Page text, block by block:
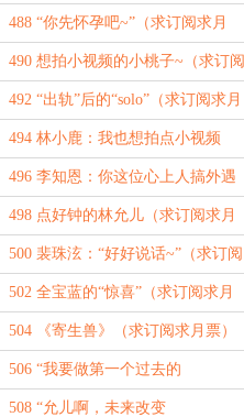
求月票）
488 “你先怀孕吧~”（求订阅求月
票）
490 想拍小视频的小桃子~（求订阅
求月票）
492 “出轨”后的“solo”（求订阅求月
票）
494 林小鹿：我也想拍点小视频
~（求订阅求月票）
496 李知恩：你这位心上人搞外遇
啊！！！（求订阅求月票）
498 点好钟的林允儿（求订阅求月
票）
500 裴珠泫：“好好说话~”（求订阅
求月票）
502 全宝蓝的“惊喜”（求订阅求月
票）
504 《寄生兽》（求订阅求月票）
506 “我要做第一个过去的
人！”（求订阅求月票）
508 “允儿啊，未来改变